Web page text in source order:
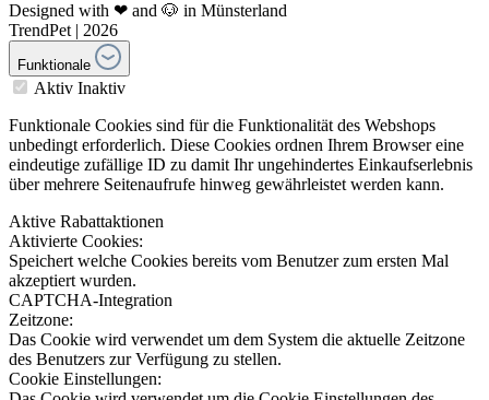
Designed with ❤ and 🐶 in Münsterland
TrendPet | 2026
Funktionale
Aktiv Inaktiv
Funktionale Cookies sind für die Funktionalität des Webshops
unbedingt erforderlich. Diese Cookies ordnen Ihrem Browser eine
eindeutige zufällige ID zu damit Ihr ungehindertes Einkaufserlebnis
über mehrere Seitenaufrufe hinweg gewährleistet werden kann.
Aktive Rabattaktionen
Aktivierte Cookies:
Speichert welche Cookies bereits vom Benutzer zum ersten Mal
akzeptiert wurden.
CAPTCHA-Integration
Zeitzone:
Das Cookie wird verwendet um dem System die aktuelle Zeitzone
des Benutzers zur Verfügung zu stellen.
Cookie Einstellungen: